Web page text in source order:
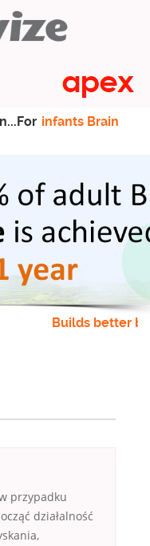
infants Brain
Builds better
przypadku
działalność